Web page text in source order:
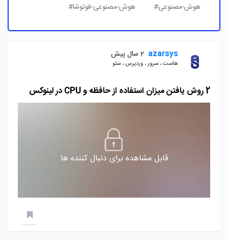
هوش-مصنوعی# هوش-مصنوعی-فوتوشا#
azarsys 2 سال پیش
هاست ، سرور ، وردپرس ، سئو
2 روش یافتن میزان استفاده از حافظه و CPU در لینوکس
قابل مشاهده برای دنبال کننده ها